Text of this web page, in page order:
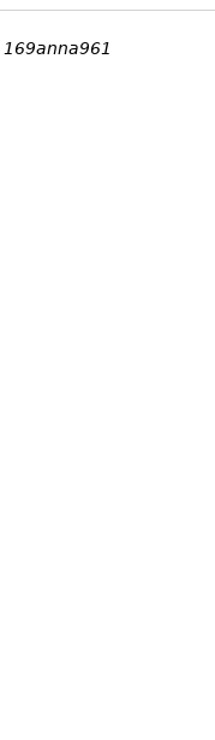
169anna961